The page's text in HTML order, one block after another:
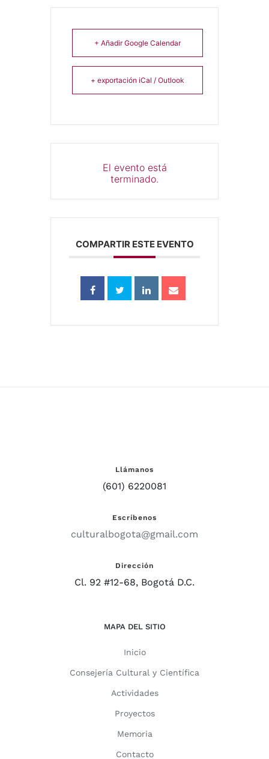
+ Añadir Google Calendar
+ exportación iCal / Outlook
El evento está
terminado.
COMPARTIR ESTE EVENTO
Llámanos
(601) 6220081
Escríbenos
culturalbogota@gmail.com
Dirección
Cl. 92 #12-68, Bogotá D.C.
MAPA DEL SITIO
Inicio
Consejería Cultural y Científica
Actividades
Proyectos
Memoria
Contacto